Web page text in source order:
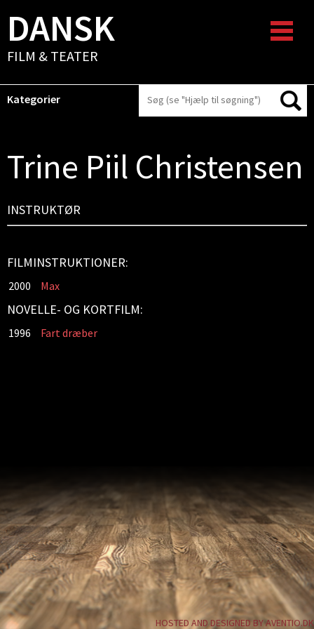
DANSK
FILM & TEATER
Kategorier
Trine Piil Christensen
INSTRUKTØR
FILMINSTRUKTIONER:
2000 Max
NOVELLE- OG KORTFILM:
1996 Fart dræber
HOSTED AND DESIGNED BY AVENTIO.DK